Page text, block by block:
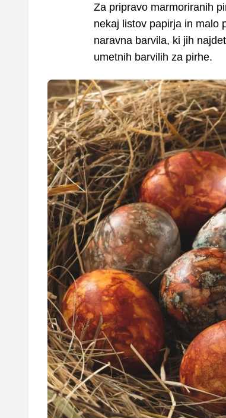
Za pripravo marmoriranih
nekaj listov papirja in malo
naravna barvila, ki jih
umetnih barvilih za pirhe.